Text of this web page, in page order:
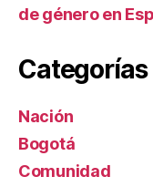
de género en
Categorías
Nación
Bogotá
Comunidad